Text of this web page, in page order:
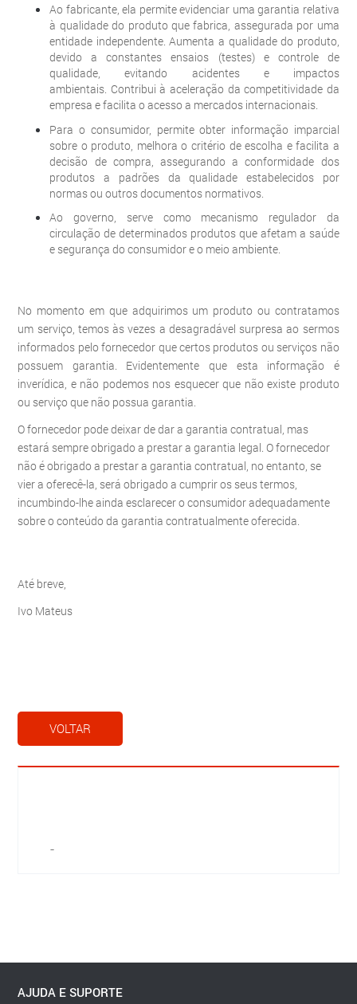
Ao fabricante, ela permite evidenciar uma garantia relativa
à qualidade do produto que fabrica, assegurada por uma
entidade independente. Aumenta a qualidade do produto,
devido a constantes ensaios (testes) e controle de
qualidade, evitando acidentes e impactos
ambientais. Contribui à aceleração da competitividade da
empresa e facilita o acesso a mercados internacionais.
Para o consumidor, permite obter informação imparcial
sobre o produto, melhora o critério de escolha e facilita a
decisão de compra, assegurando a conformidade dos
produtos a padrões da qualidade estabelecidos por
normas ou outros documentos normativos.
Ao governo, serve como mecanismo regulador da
circulação de determinados produtos que afetam a saúde
e segurança do consumidor e o meio ambiente.
No momento em que adquirimos um produto ou contratamos
um serviço, temos às vezes a desagradável surpresa ao sermos
informados pelo fornecedor que certos produtos ou serviços não
possuem garantia. Evidentemente que esta informação é
inverídica, e não podemos nos esquecer que não existe produto
ou serviço que não possua garantia.
O fornecedor pode deixar de dar a garantia contratual, mas
estará sempre obrigado a prestar a garantia legal. O fornecedor
não é obrigado a prestar a garantia contratual, no entanto, se
vier a oferecê-la, será obrigado a cumprir os seus termos,
incumbindo-lhe ainda esclarecer o consumidor adequadamente
sobre o conteúdo da garantia contratualmente oferecida.
Até breve,
Ivo Mateus
VOLTAR
-
AJUDA E SUPORTE